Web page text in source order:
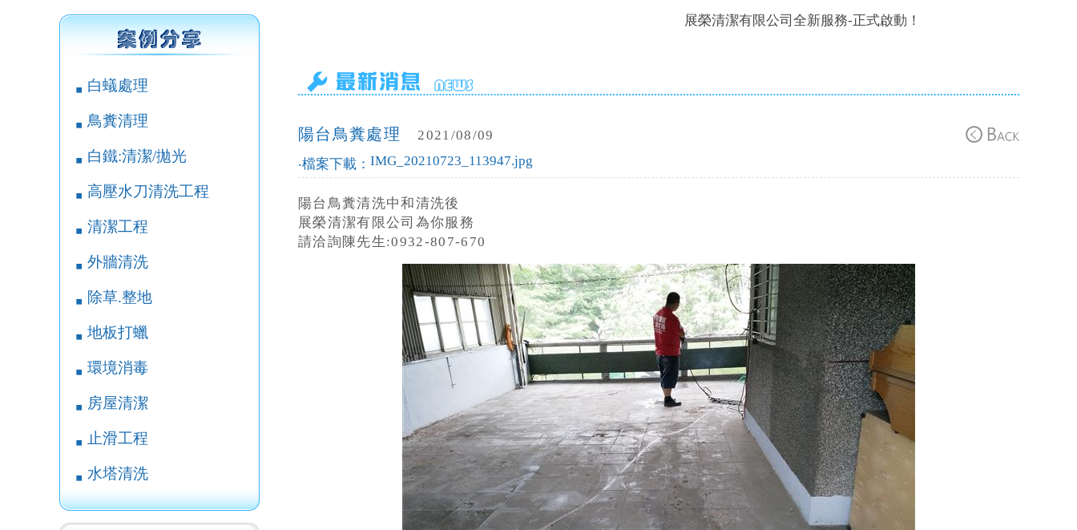
￭ 白蟻處理
￭ 鳥糞清理
￭ 白鐵:清潔/拋光
￭ 高壓水刀清洗工程
￭ 清潔工程
￭ 外牆清洗
￭ 除草.整地
￭ 地板打蠟
￭ 環境消毒
￭ 房屋清潔
￭ 止滑工程
￭ 水塔清洗
展榮清潔有限公司全新服務-正式啟動！
陽台鳥糞處理
2021/08/09
‧檔案下載： IMG_20210723_113947.jpg
陽台鳥糞清洗中和清洗後
展榮清潔有限公司為你服務
請洽詢陳先生:0932-807-670